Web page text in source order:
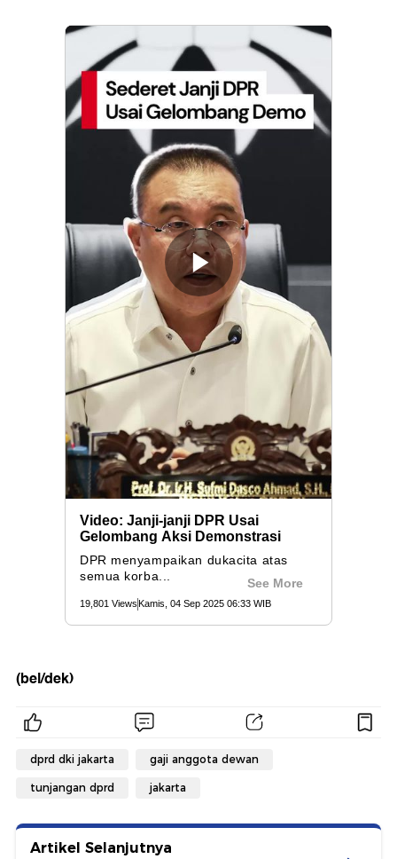
(bel/dek)
dprd dki jakarta gaji anggota dewan
tunjangan dprd jakarta
Artikel Selanjutnya